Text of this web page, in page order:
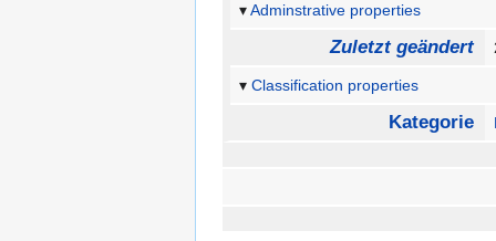
Adminstrative properties
Zuletzt geändert
Classification properties
Kategorie